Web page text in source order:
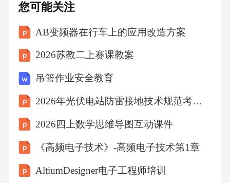
设计，如气味、触感等感官体验，提升用户的
整体感受。实时互动反馈收集互动环节设计设
置多种互动环节，让用户能够实时参与活动，
效的反馈渠道，及时收集用户在活动中的意见
和建议，为优化活动提供依据。02数据分析与
调整对收集到的数据进行深入分析，了解用户
需求和偏好，及时调整活动策略。03后续参与
动后继续参与相关行为，如分享、评论等。奖
您可能关注
AB变频器在行车上的应用改造方案
2026苏教二上赛课教案
吊篮作业安全教育
2026年光伏电站防雷接地技术规范考核试卷
2026四上数学思维导图互动课件
《高频电子技术》-高频电子技术第1章
AltiumDesigner电子工程师培训